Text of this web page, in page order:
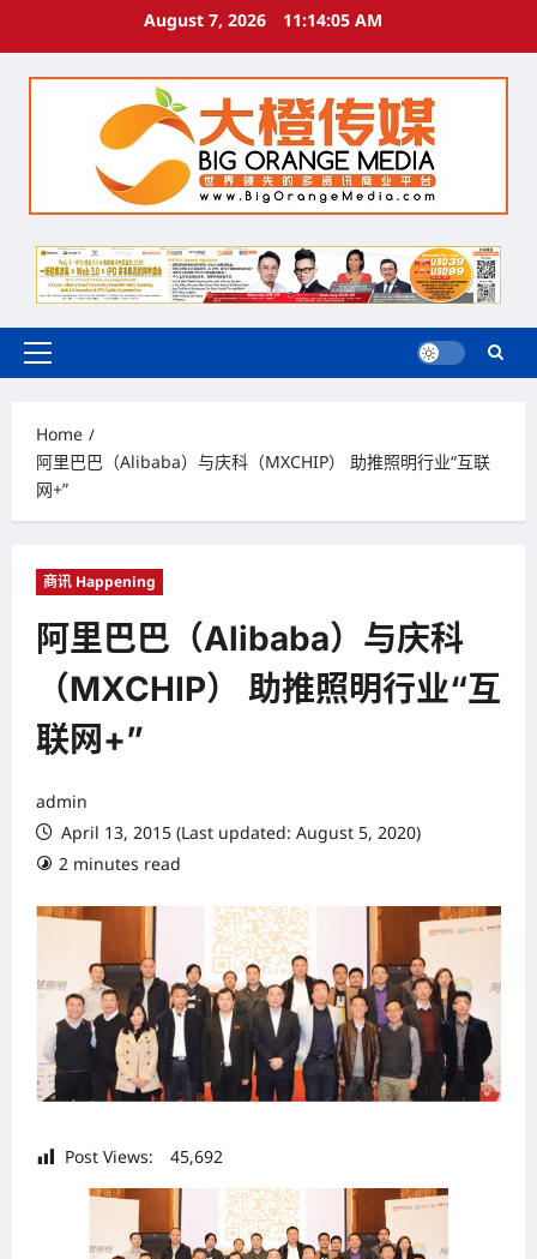
August 7, 2026 11:14:06 AM
Primary
Home
阿里巴巴（Alibaba）与庆科（MXCHIP） 助推照明行业“互联
网+”
商讯 Happening
阿里巴巴（Alibaba）与庆科
（MXCHIP） 助推照明行业“互
联网+”
admin
April 13, 2015 (Last updated: August 5, 2020)
2 minutes read
Post Views: 45,692